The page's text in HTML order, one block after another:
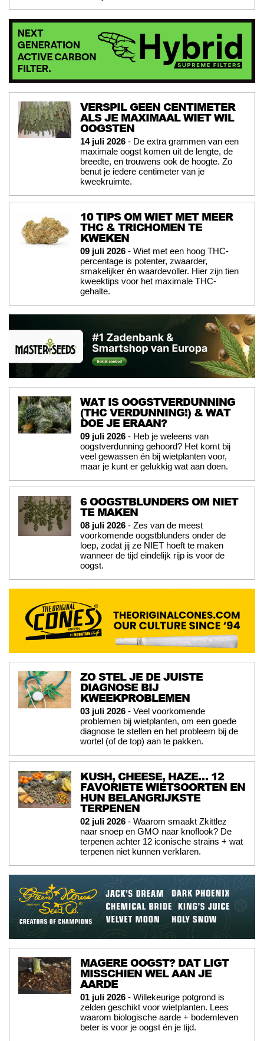
VERSPIL GEEN CENTIMETER
ALS JE MAXIMAAL WIET WIL
OOGSTEN
14 juli 2026 - De extra grammen van een
maximale oogst komen uit de lengte, de
breedte, en trouwens ook de hoogte. Zo
benut je iedere centimeter van je
kweekruimte.
10 TIPS OM WIET MET MEER
THC & TRICHOMEN TE
KWEKEN
09 juli 2026 - Wiet met een hoog THC-
percentage is potenter, zwaarder,
smakelijker én waardevoller. Hier zijn tien
kweektips voor het maximale THC-
gehalte.
WAT IS OOGSTVERDUNNING
(THC VERDUNNING!) & WAT
DOE JE ERAAN?
09 juli 2026 - Heb je weleens van
oogstverdunning gehoord? Het komt bij
veel gewassen én bij wietplanten voor,
maar je kunt er gelukkig wat aan doen.
6 OOGSTBLUNDERS OM NIET
TE MAKEN
08 juli 2026 - Zes van de meest
voorkomende oogstblunders onder de
loep, zodat jij ze NIET hoeft te maken
wanneer de tijd eindelijk rijp is voor de
oogst.
ZO STEL JE DE JUISTE
DIAGNOSE BIJ
KWEEKPROBLEMEN
03 juli 2026 - Veel voorkomende
problemen bij wietplanten, om een goede
diagnose te stellen en het probleem bij de
wortel (of de top) aan te pakken.
KUSH, CHEESE, HAZE… 12
FAVORIETE WIETSOORTEN EN
HUN BELANGRIJKSTE
TERPENEN
02 juli 2026 - Waarom smaakt Zkittlez
naar snoep en GMO naar knoflook? De
terpenen achter 12 iconische strains + wat
terpenen niet kunnen verklaren.
MAGERE OOGST? DAT LIGT
MISSCHIEN WEL AAN JE
AARDE
01 juli 2026 - Willekeurige potgrond is
zelden geschikt voor wietplanten. Lees
waarom biologische aarde + bodemleven
beter is voor je oogst én je tijd.